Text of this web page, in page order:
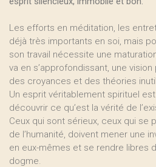
Les efforts en méditation, les
déjà très importants en soi, mais
son travail nécessite une
va en s’approfondissant, une
des croyances et des théories
Un esprit véritablement spirituel
découvrir ce qu’est la vérité de
Ceux qui sont sérieux, ceux qui se
de l’humanité, doivent mener une
en eux-mêmes et se rendre libres
dogme.